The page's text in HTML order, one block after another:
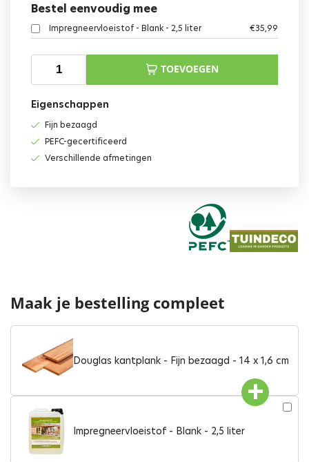
Bestel eenvoudig mee
Impregneervloeistof - Blank - 2,5 liter €35,99
TOEVOEGEN
Eigenschappen
Fijn bezaagd
PEFC-gecertificeerd
Verschillende afmetingen
Maak je bestelling compleet
Douglas kantplank - Fijn bezaagd - 14 x 1,6 cm
Impregneervloeistof - Blank - 2,5 liter